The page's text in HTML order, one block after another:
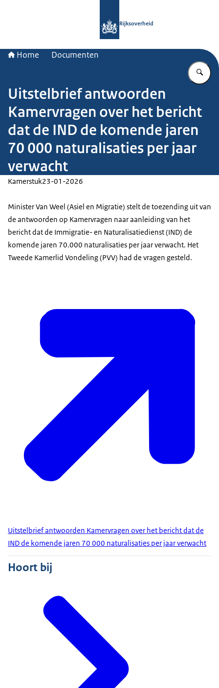
Rijksoverheid
Home Documenten
Uitstelbrief antwoorden
Kamervragen over het bericht
dat de IND de komende jaren
70 000 naturalisaties per jaar
verwacht
Kamerstuk23-01-2026
Minister Van Weel (Asiel en Migratie) stelt de toezending uit van
de antwoorden op Kamervragen naar aanleiding van het
bericht dat de Immigratie- en Naturalisatiedienst (IND) de
komende jaren 70.000 naturalisaties per jaar verwacht. Het
Tweede Kamerlid Vondeling (PVV) had de vragen gesteld.
Uitstelbrief antwoorden Kamervragen over het bericht dat de
IND de komende jaren 70 000 naturalisaties per jaar verwacht
Hoort bij